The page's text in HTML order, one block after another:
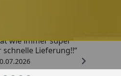
leiser Betrieb,
2422 eXperience 150
wie immer super
Lieferung!!“